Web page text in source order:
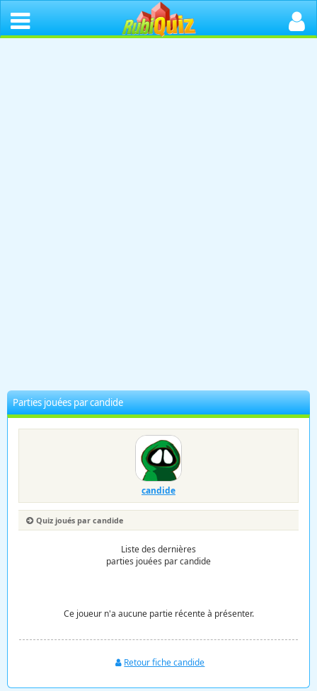
Parties jouées par candide
candide
Quiz joués par candide
Liste des dernières
parties jouées par candide
Ce joueur n'a aucune partie récente à présenter.
Retour fiche candide